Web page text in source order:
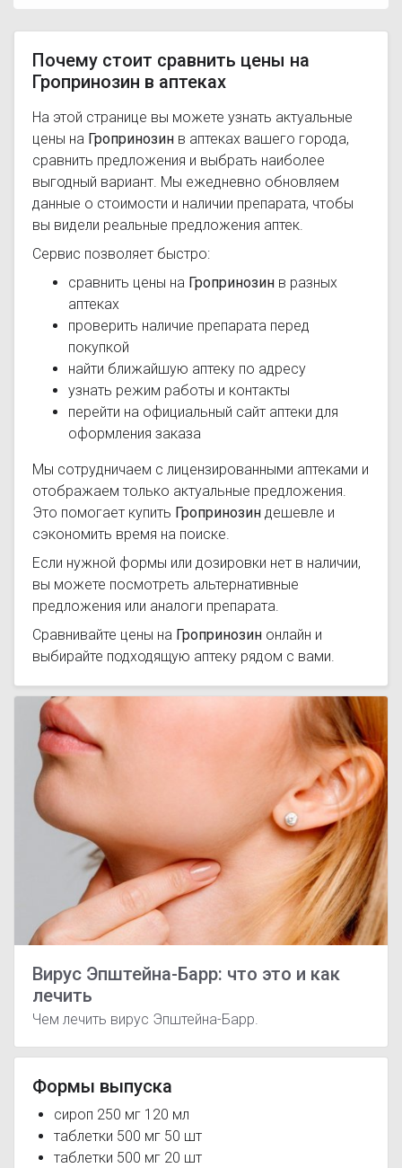
Почему стоит сравнить цены на
Гропринозин в аптеках
На этой странице вы можете узнать актуальные
цены на Гропринозин в аптеках вашего города,
сравнить предложения и выбрать наиболее
выгодный вариант. Мы ежедневно обновляем
данные о стоимости и наличии препарата, чтобы
вы видели реальные предложения аптек.
Сервис позволяет быстро:
сравнить цены на Гропринозин в разных
аптеках
проверить наличие препарата перед
покупкой
найти ближайшую аптеку по адресу
узнать режим работы и контакты
перейти на официальный сайт аптеки для
оформления заказа
Мы сотрудничаем с лицензированными аптеками и
отображаем только актуальные предложения.
Это помогает купить Гропринозин дешевле и
сэкономить время на поиске.
Если нужной формы или дозировки нет в наличии,
вы можете посмотреть альтернативные
предложения или аналоги препарата.
Сравнивайте цены на Гропринозин онлайн и
выбирайте подходящую аптеку рядом с вами.
Вирус Эпштейна-Барр: что это и как
лечить
Чем лечить вирус Эпштейна-Барр.
Формы выпуска
сироп 250 мг 120 мл
таблетки 500 мг 50 шт
таблетки 500 мг 20 шт